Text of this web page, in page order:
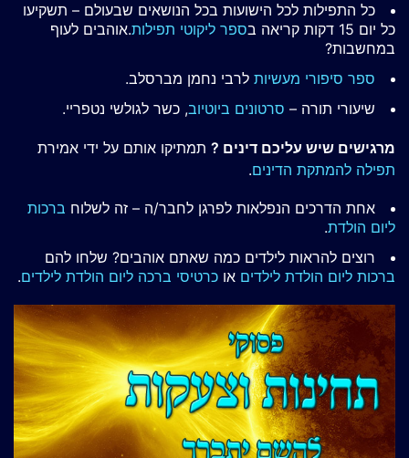
כל התפילות לכל הישועות בכל הנושאים שבעולם – תשקיעו
כל יום 15 דקות קריאה ב
ספר ליקוטי תפילות.אוהבים לעוף
במחשבות?
ספר סיפורי מעשיות לרבי נחמן מברסלב.
שיעורי תורה – סרטונים ביוטיוב, כשר לגולשי נטפריי.
מרגישים שיש עליכם דינים ? תמתיקו אותם על ידי אמירת
תפילה להמתקת הדינים.
אחת הדרכים הנפלאות לפרגן לחבר/ה – זה לשלוח ברכות
ליום הולדת.
רוצים להראות לילדים כמה שאתם אוהבים? שלחו להם
ברכות ליום הולדת לילדים או כרטיסי ברכה ליום הולדת לילדים.